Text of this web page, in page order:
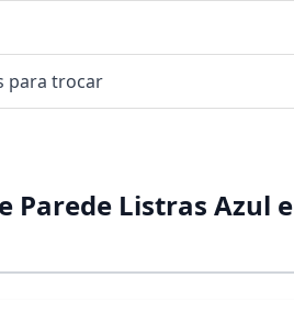
para trocar
Parede Listras Azul e